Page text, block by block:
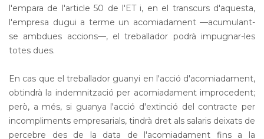
l'empara de l'article 50 de l'ET i, en el transcurs d'aquesta,
l'empresa dugui a terme un acomiadament —acumulant-
se ambdues accions—, el treballador podrà impugnar-les
totes dues.
En cas que el treballador guanyi en l'acció d'acomiadament,
obtindrà la indemnització per acomiadament improcedent;
però, a més, si guanya l'acció d'extinció del contracte per
incompliments empresarials, tindrà dret als salaris deixats de
percebre des de la data de l'acomiadament fins a la